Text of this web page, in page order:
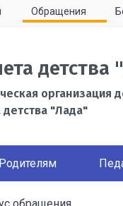
Обращения
детства
организация
"Лада"
Родителям